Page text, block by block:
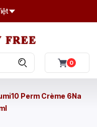
0
Perm Crème 6Na